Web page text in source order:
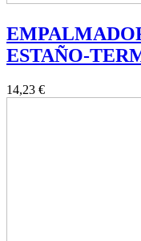
ESTAÑO-
14,23 €